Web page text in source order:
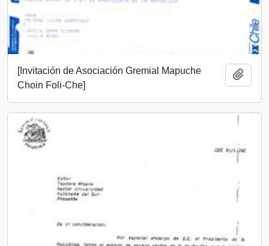
[Invitación de Asociación Gremial Mapuche
Choin Foli-Che]